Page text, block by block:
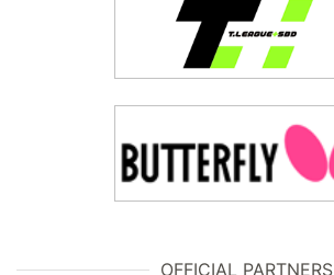
OFFICIAL PARTNERS